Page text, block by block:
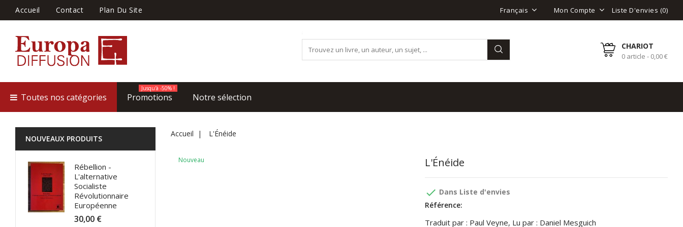
Accueil Contact Plan Du Site Français Mon Compte Liste D'envies (0)
CHARIOT
0 article - 0,00 €
Toutes nos catégories Promotions
Jusqu'à -50% !
Notre sélection
NOUVEAUX PRODUITS
Rébellion -
L'alternative
Socialiste
Révolutionnaire
Européenne
30,00 €
Accueil L'Énéide
Nouveau L'Énéide
done Dans Liste d'envies
Référence:
Traduit par : Paul Veyne, Lu par : Daniel Mesguich